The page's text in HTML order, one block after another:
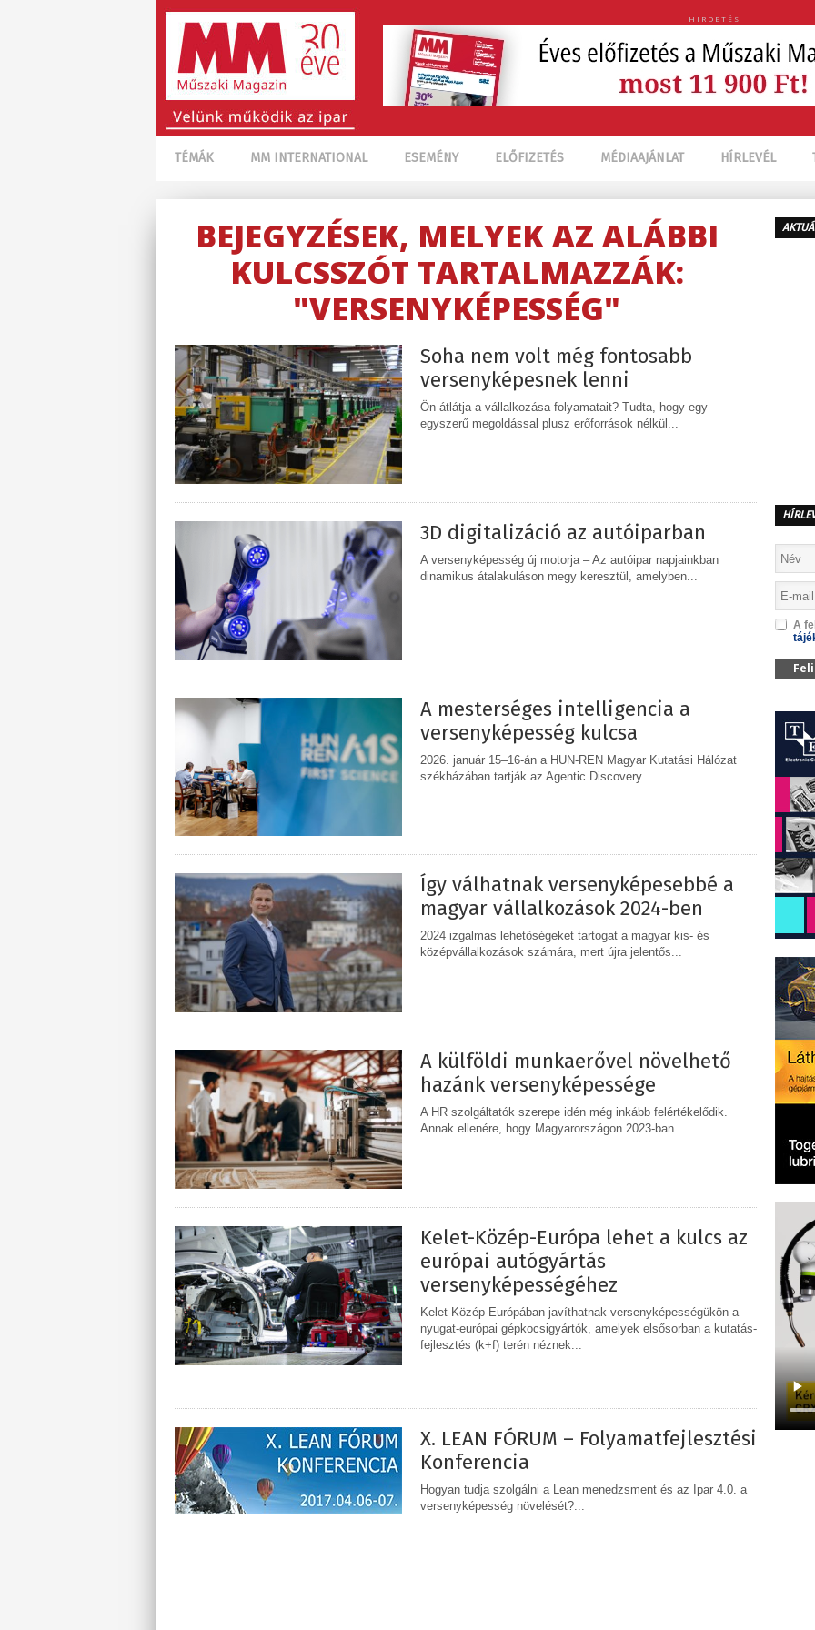
HIRDETÉS
TÉMÁK MM INTERNATIONAL ESEMÉNY ELŐFIZETÉS MÉDIAAJÁNLAT HÍRLEVÉL
BEJEGYZÉSEK, MELYEK AZ ALÁBBI
KULCSSZÓT TARTALMAZZÁK:
"VERSENYKÉPESSÉG"
Soha nem volt még fontosabb
versenyképesnek lenni
Ön átlátja a vállalkozása folyamatait? Tudta, hogy egy
egyszerű megoldással plusz erőforrások nélkül...
3D digitalizáció az autóiparban
A versenyképesség új motorja – Az autóipar napjainkban
dinamikus átalakuláson megy keresztül, amelyben...
A mesterséges intelligencia a
versenyképesség kulcsa
2026. január 15–16-án a HUN-REN Magyar Kutatási Hálózat
székházában tartják az Agentic Discovery...
Így válhatnak versenyképesebbé a
magyar vállalkozások 2024-ben
2024 izgalmas lehetőségeket tartogat a magyar kis- és
középvállalkozások számára, mert újra jelentős...
A külföldi munkaerővel növelhető
hazánk versenyképessége
A HR szolgáltatók szerepe idén még inkább felértékelődik.
Annak ellenére, hogy Magyarországon 2023-ban...
Kelet-Közép-Európa lehet a kulcs az
európai autógyártás
versenyképességéhez
Kelet-Közép-Európában javíthatnak versenyképességükön a
nyugat-európai gépkocsigyártók, amelyek elsősorban a kutatás-
fejlesztés (k+f) terén néznek...
X. LEAN FÓRUM – Folyamatfejlesztési
Konferencia
Hogyan tudja szolgálni a Lean menedzsment és az Ipar 4.0. a
versenyképesség növelését?...
A